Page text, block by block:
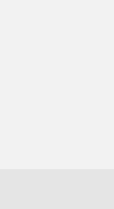
全体計画